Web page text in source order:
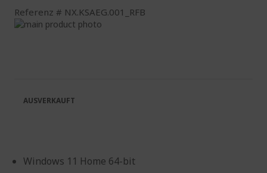
Referenz NX.KSAEG.001_RFB
Zum
Windows 11 Home 64-bit
AUSVERKAUFT